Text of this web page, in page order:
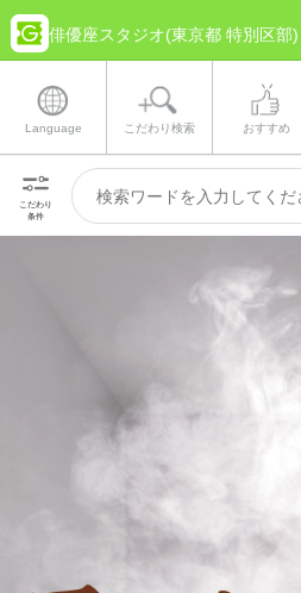
俳優座スタジオ(東京都 特別区部
Language こだわり検索 おすすめ
こだわり
条件